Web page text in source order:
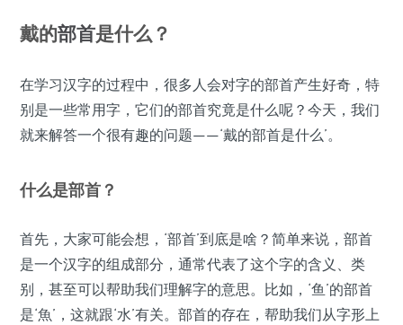
戴的部首是什么？
在学习汉字的过程中，很多人会对字的部首产生好奇，特
别是一些常用字，它们的部首究竟是什么呢？今天，我们
就来解答一个很有趣的问题——‘戴的部首是什么’。
什么是部首？
首先，大家可能会想，‘部首’到底是啥？简单来说，部首
是一个汉字的组成部分，通常代表了这个字的含义、类
别，甚至可以帮助我们理解字的意思。比如，‘鱼’的部首
是‘魚’，这就跟‘水’有关。部首的存在，帮助我们从字形上